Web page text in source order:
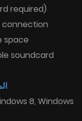
required)
connection
space
soundcard
8, Windows